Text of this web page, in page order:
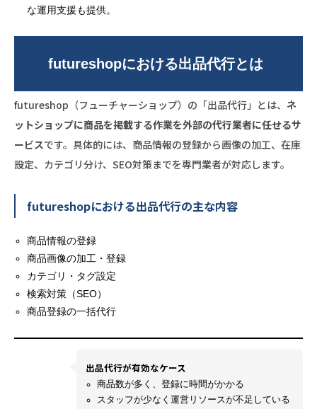
な運用支援も提供。
futureshopにおける出品代行とは
futureshop（フューチャーショップ）の「出品代行」とは、 ネ
ットショップに商品を掲載する作業を外部の代行業者に任せるサ
ービスです。具体的には、商品情報の登録から画像の加工、在庫
設定、カテゴリ分け、SEO対策までを専門業者が対応します。
futureshopにおける出品代行の主な内容
商品情報の登録
商品画像の加工・登録
カテゴリ・タグ設定
検索対策（SEO）
商品登録の一括代行
出品代行が有効なケース
商品数が多く、登録に時間がかかる
スタッフが少なく運営リソースが不足している